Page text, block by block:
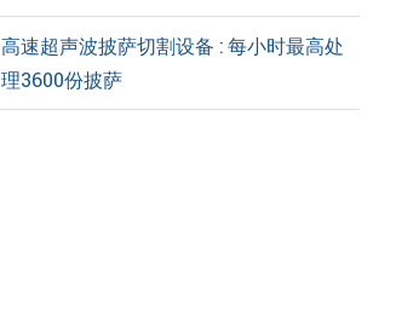
高速超声波披萨切割设备 : 每小时最高处
理3600份披萨